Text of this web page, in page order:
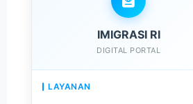
IMIGRASI RI
DIGITAL PORTAL
LAYANAN